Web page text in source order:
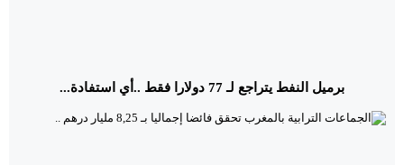
برميل النفط يتراجع لـ 77 دولارا فقط ..أي استفادة...